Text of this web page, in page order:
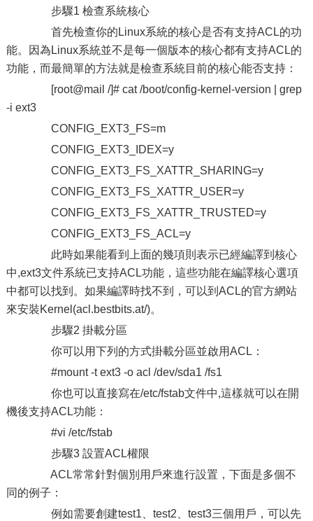
步驟1 檢查系統核心
首先檢查你的Linux系統的核心是否有支持ACL的功
能。因為Linux系統並不是每一個版本的核心都有支持ACL的
功能，而最簡單的方法就是檢查系統目前的核心能否支持：
[root@mail /]# cat /boot/config-kernel-version | grep
-i ext3
CONFIG_EXT3_FS=m
CONFIG_EXT3_IDEX=y
CONFIG_EXT3_FS_XATTR_SHARING=y
CONFIG_EXT3_FS_XATTR_USER=y
CONFIG_EXT3_FS_XATTR_TRUSTED=y
CONFIG_EXT3_FS_ACL=y
此時如果能看到上面的幾項則表示已經編譯到核心
中,ext3文件系統已支持ACL功能，這些功能在編譯核心選項
中都可以找到。如果編譯時找不到，可以到ACL的官方網站
來安裝Kernel(acl.bestbits.at/)。
步驟2 掛載分區
你可以用下列的方式掛載分區並啟用ACL：
#mount -t ext3 -o acl /dev/sda1 /fs1
你也可以直接寫在/etc/fstab文件中,這樣就可以在開
機後支持ACL功能：
#vi /etc/fstab
步驟3 設置ACL權限
ACL常常針對個別用戶來進行設置，下面是多個不
同的例子：
例如需要創建test1、test2、test3三個用戶，可以先